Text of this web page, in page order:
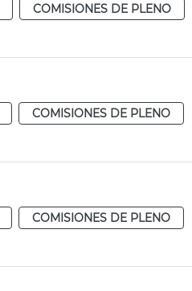
COMISIONES DE PLENO
COMISIONES DE PLENO
COMISIONES DE PLENO